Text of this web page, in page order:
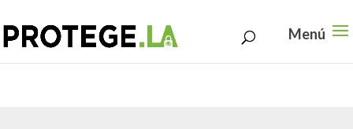
to
content